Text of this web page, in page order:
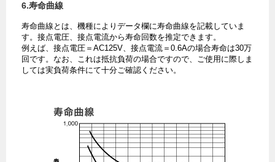
6.寿命曲線
寿命曲線とは、機種によりデータ欄に寿命曲線を記載していま
す。接点電圧、接点電流から寿命回数を推定できます。
例えば、接点電圧＝AC125V、接点電流＝0.6Aの場合寿命は30万
回です。なお、これは抵抗負荷の場合ですので、ご使用に際しま
しては実負荷条件にて十分ご確認ください。